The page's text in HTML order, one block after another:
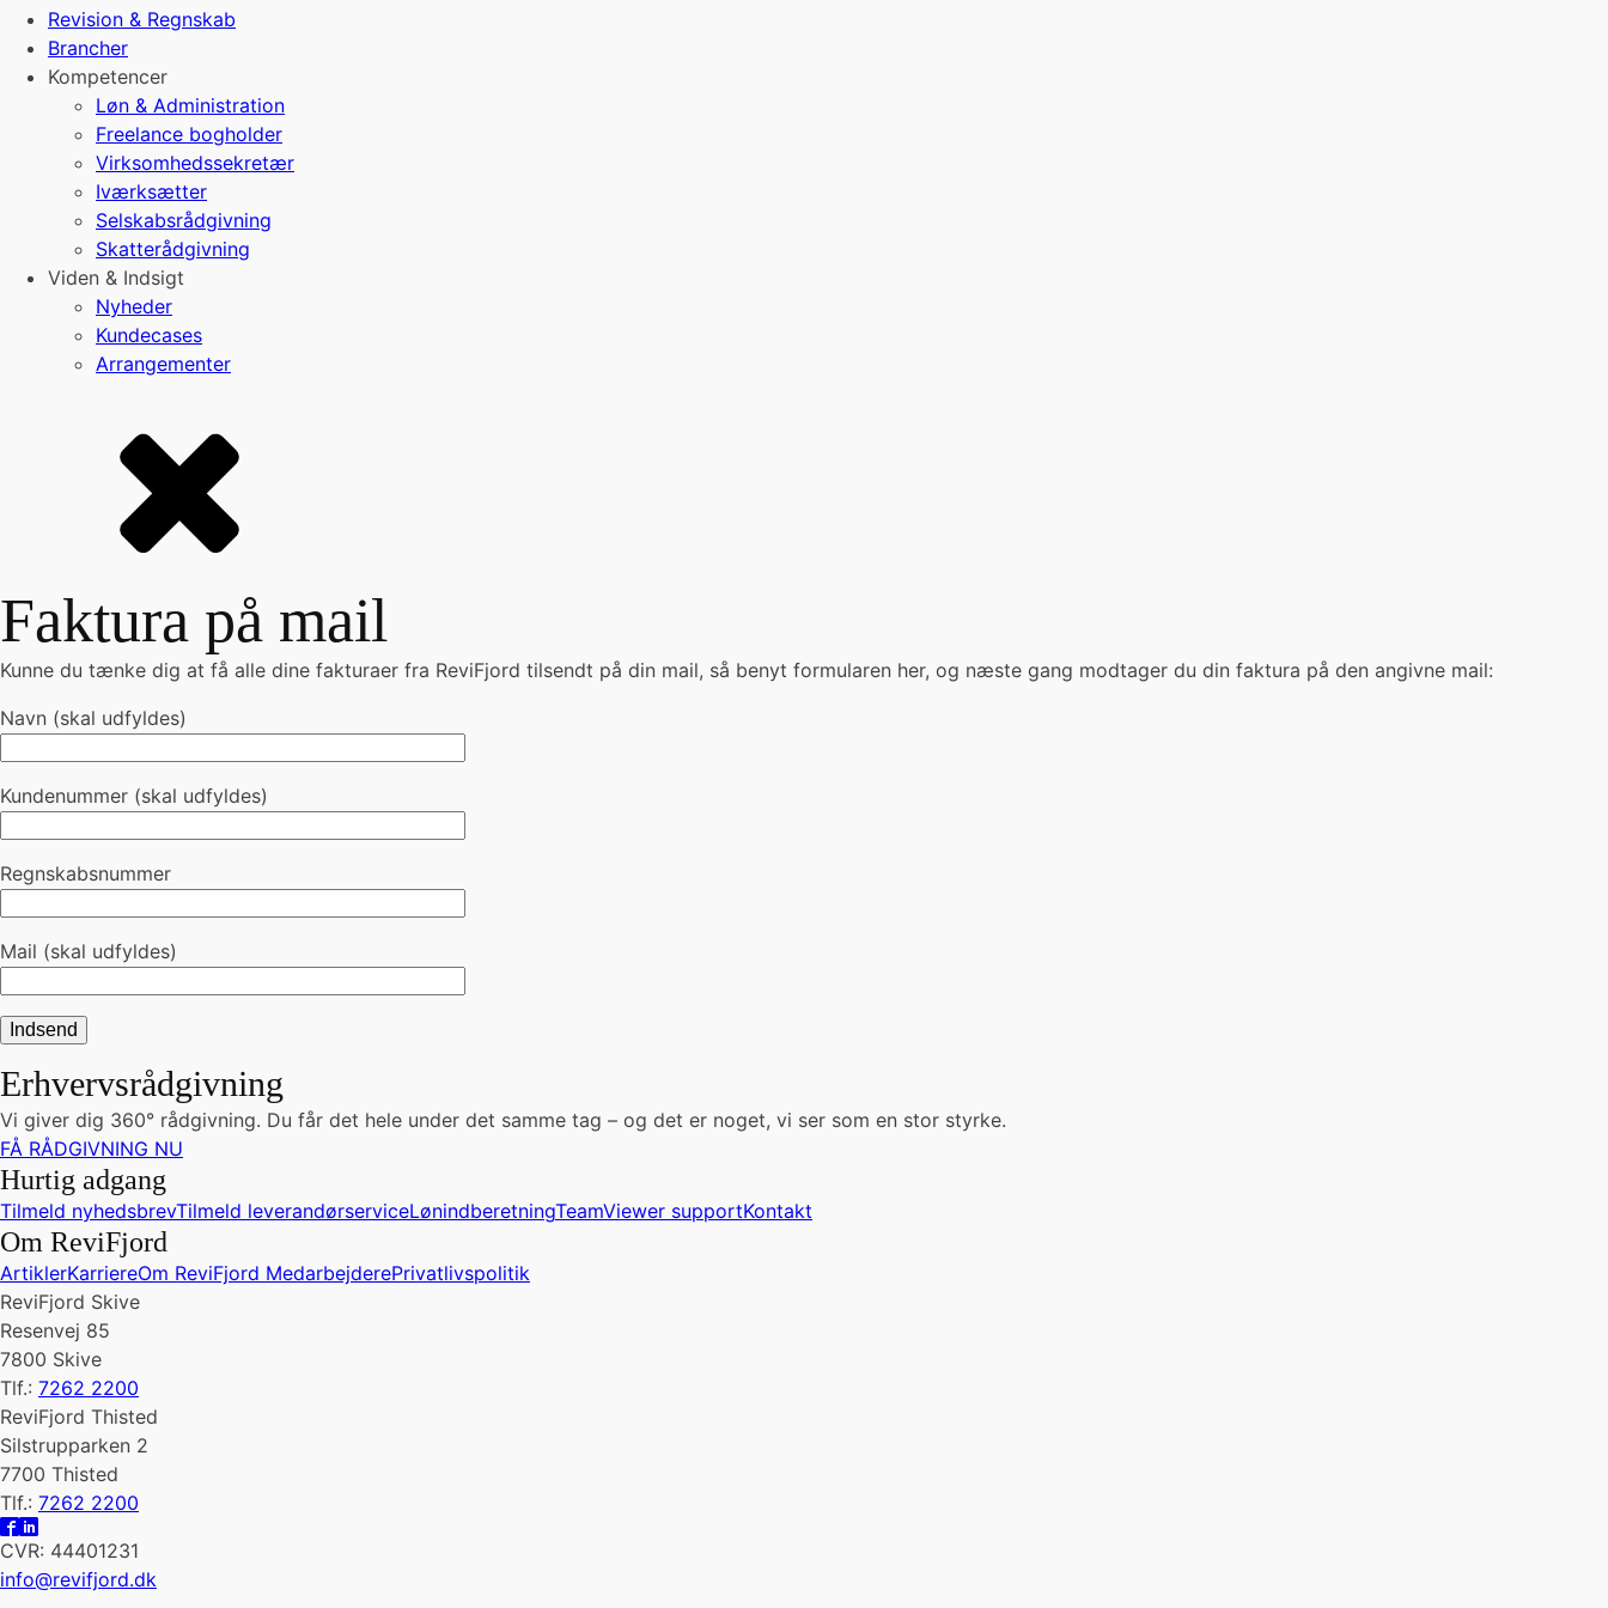
Revision & Regnskab
Brancher
Kompetencer
Løn & Administration
Freelance bogholder
Virksomhedssekretær
Iværksætter
Selskabsrådgivning
Skatterådgivning
Viden & Indsigt
Nyheder
Kundecases
Arrangementer
Faktura på mail
Kunne du tænke dig at få alle dine fakturaer fra ReviFjord tilsendt på din mail, så benyt formularen her, og næste gang modtager du din faktura på den angivne mail:
Navn (skal udfyldes)
Kundenummer (skal udfyldes)
Regnskabsnummer
Mail (skal udfyldes)
Erhvervsrådgivning
Vi giver dig 360° rådgivning. Du får det hele under det samme tag – og det er noget, vi ser som en stor styrke.
FÅ RÅDGIVNING NU
Hurtig adgang
Tilmeld nyhedsbrevTilmeld leverandørserviceLønindberetningTeamViewer supportKontakt
Om ReviFjord
ArtiklerKarriereOm ReviFjord MedarbejderePrivatlivspolitik
ReviFjord Skive
Resenvej 85
7800 Skive
Tlf.: 7262 2200
ReviFjord Thisted
Silstrupparken 2
7700 Thisted
Tlf.: 7262 2200
CVR: 44401231
info@revifjord.dk